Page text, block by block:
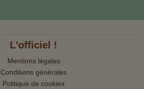
L'officiel !
Mentions légales
Conditions générales
Politique de cookies